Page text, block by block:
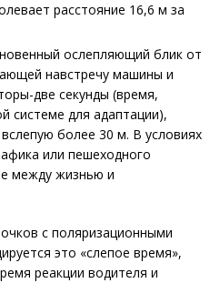
расстояние 16,6 м за
ослепляющий блик от
навстречу машины и
две секунды (время,
системе для адаптации),
более 30 м. В условиях
или пешеходного
между жизнью и
с поляризационными
это «слепое время»,
реакции водителя и